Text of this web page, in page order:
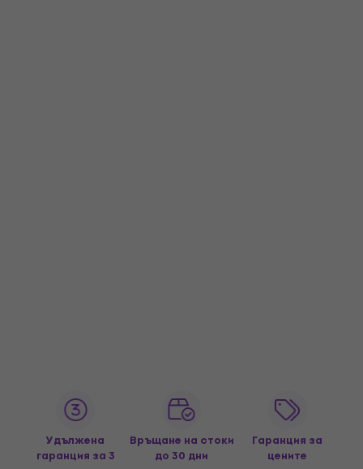
Удължена
гаранция за 3
Връщане на стоки
до 30 дни
Гаранция за
цените